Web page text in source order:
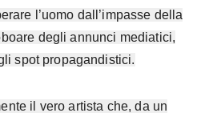
l’uomo dall’impasse della
degli annunci mediatici,
spot propagandistici.
il vero artista che, da un